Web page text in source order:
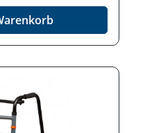
und
geringes
hoher
Stabile
Rutschhemmende